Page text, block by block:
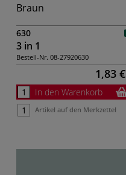
Braun
630
3 in 1
Bestell-Nr. 08-27920630
1,83 €
In den Warenkorb
Artikel auf den Merkzettel